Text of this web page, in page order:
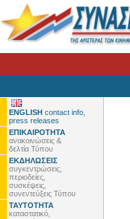
ENGLISH contact info,
press releases
ΕΠΙΚΑΙΡΟΤΗΤΑ
ανακοινώσεις &
δελτία Τύπου
ΕΚΔΗΛΩΣΕΙΣ
συγκεντρώσεις,
περιοδείες,
συσκέψεις,
συνεντεύξεις Τύπου
ΤΑΥΤΟΤΗΤΑ
καταστατικό,